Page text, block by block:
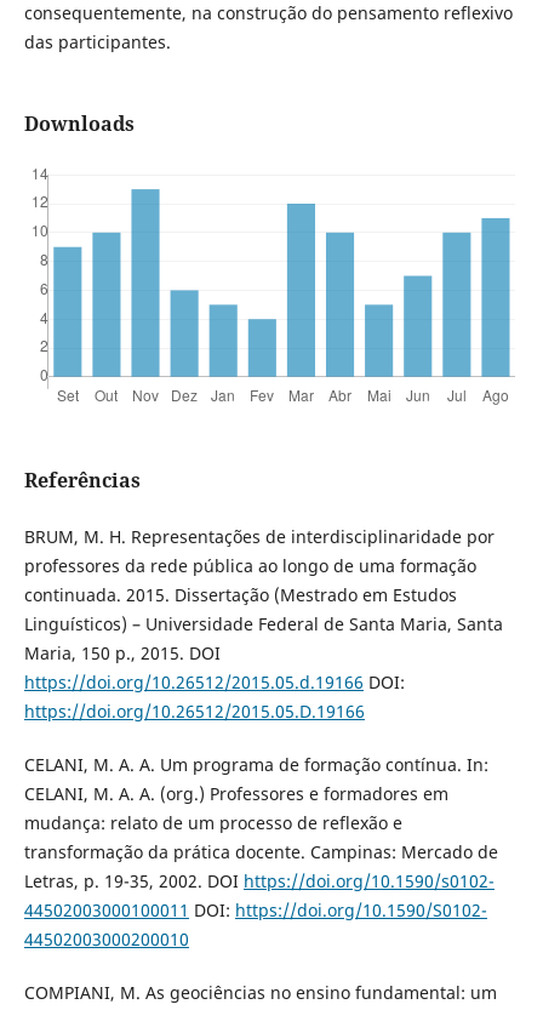
consequentemente, na construção do pensamento reflexivo
das participantes.
Downloads
Referências
BRUM, M. H. Representações de interdisciplinaridade por
professores da rede pública ao longo de uma formação
continuada. 2015. Dissertação (Mestrado em Estudos
Linguísticos) – Universidade Federal de Santa Maria, Santa
Maria, 150 p., 2015. DOI
https://doi.org/10.26512/2015.05.d.19166 DOI:
https://doi.org/10.26512/2015.05.D.19166
CELANI, M. A. A. Um programa de formação contínua. In:
CELANI, M. A. A. (org.) Professores e formadores em
mudança: relato de um processo de reflexão e
transformação da prática docente. Campinas: Mercado de
Letras, p. 19-35, 2002. DOI https://doi.org/10.1590/s0102-
44502003000100011 DOI: https://doi.org/10.1590/S0102-
44502003000200010
COMPIANI, M. As geociências no ensino fundamental: um